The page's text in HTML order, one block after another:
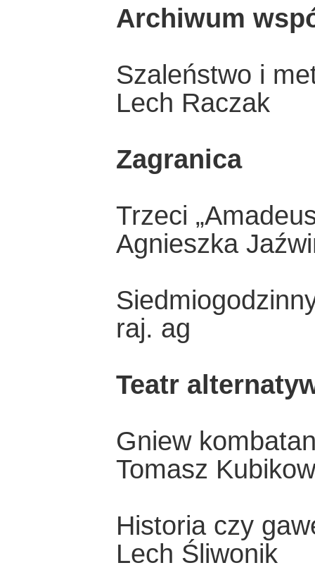
Archiwum
Szaleństwo i
Lech Raczak
Zagranica
Trzeci
Agnieszka
raj. ag
Teatr
Gniew
Tomasz
Historia czy
Lech Śliwonik